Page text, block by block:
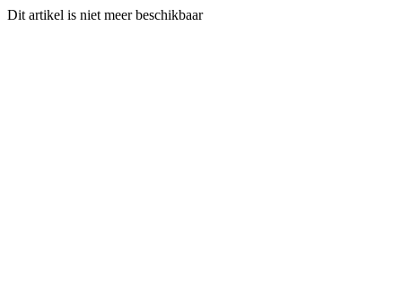
Dit artikel is niet meer beschikbaar